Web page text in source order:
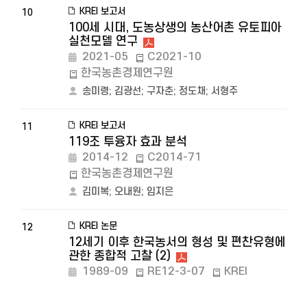
10 KREI 보고서
100세 시대, 도농상생의 농산어촌 유토피아
실천모델 연구
2021-05
C2021-10
한국농촌경제연구원
송미령; 김광선; 구자춘; 정도채; 서형주
11 KREI 보고서
119조 투융자 효과 분석
2014-12
C2014-71
한국농촌경제연구원
김미복; 오내원; 임지은
12 KREI 논문
12세기 이후 한국농서의 형성 및 편찬유형에
관한 종합적 고찰 (2)
1989-09 RE12-3-07 KREI